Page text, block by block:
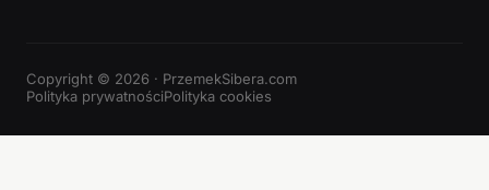
Copyright © 2026 · PrzemekSibera.com
Polityka prywatnościPolityka cookies